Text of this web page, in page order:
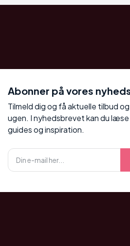
Abonner på vores
Tilmeld dig og få aktuelle tilbud
ugen. I nyhedsbrevet kan du
guides og inspiration.